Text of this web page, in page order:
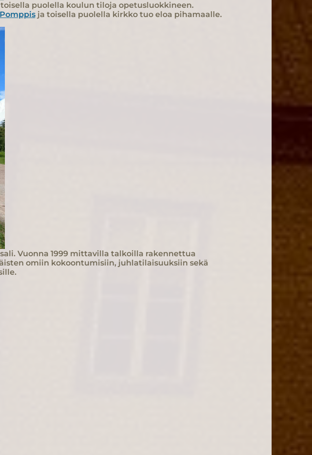
puolella koulun tiloja opetusluokkineen.
Pomppisja toisella puolella kirkko tuo eloa pihamaalle.
Vuonna 1999 mittavilla talkoilla rakennettua
omiin kokoontumisiin, juhlatilaisuuksiin sekä